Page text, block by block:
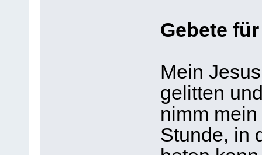
Gebete
Mein
gelitten
nimm
Stunde, in